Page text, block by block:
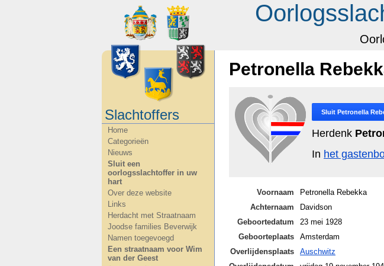
Slachtoffers
Home
Categorieën
Nieuws
Sluit een
oorlogsslachtoffer in uw
hart
Over deze website
Links
Herdacht met Straatnaam
Joodse families Beverwijk
Namen toegevoegd
Een straatnaam voor Wim
van der Geest
Petronella
Sluit Petronella
Herdenk
In het
Voornaam
Petronella Rebekka
Achternaam
Davidson
Geboortedatum
23 mei 1928
Geboorteplaats
Amsterdam
Overlijdensplaats
Auschwitz